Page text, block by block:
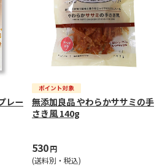
レー
無添加良品 やわらかササミの手
さき風 140g
530円
(送料別・税込)